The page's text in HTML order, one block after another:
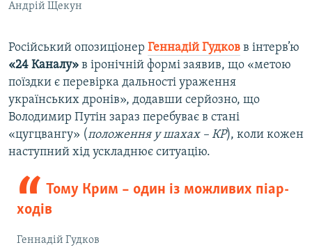
Андрій Щекун
Російський опозиціонер Геннадій Гудков в інтерв’ю
«24 Каналу» в іронічній формі заявив, що «метою
поїздки є перевірка дальності ураження
українських дронів», додавши серйозно, що
Володимир Путін зараз перебуває в стані
«цугцвангу» (положення у шахах – КР), коли кожен
наступний хід ускладнює ситуацію.
Тому Крим – один із можливих піар-
ходів
Геннадій Гудков